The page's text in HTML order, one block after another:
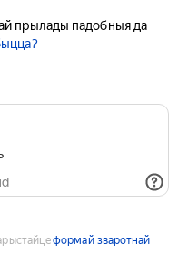
прылады падобныя да
формай зваротнай